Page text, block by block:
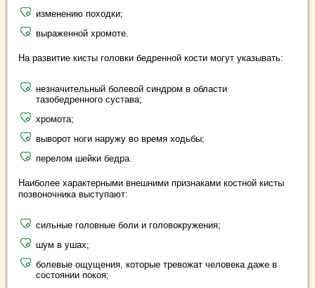
изменению походки;
выраженной хромоте.
На развитие кисты головки бедренной кости могут указывать:
незначительный болевой синдром в области
тазобедренного сустава;
хромота;
выворот ноги наружу во время ходьбы;
перелом шейки бедра.
Наиболее характерными внешними признаками костной кисты
позвоночника выступают:
сильные головные боли и головокружения;
шум в ушах;
болевые ощущения, которые тревожат человека даже в
состоянии покоя;